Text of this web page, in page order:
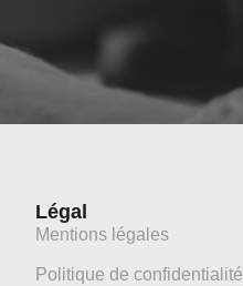
Légal
Mentions légales
Politique de confidentialité